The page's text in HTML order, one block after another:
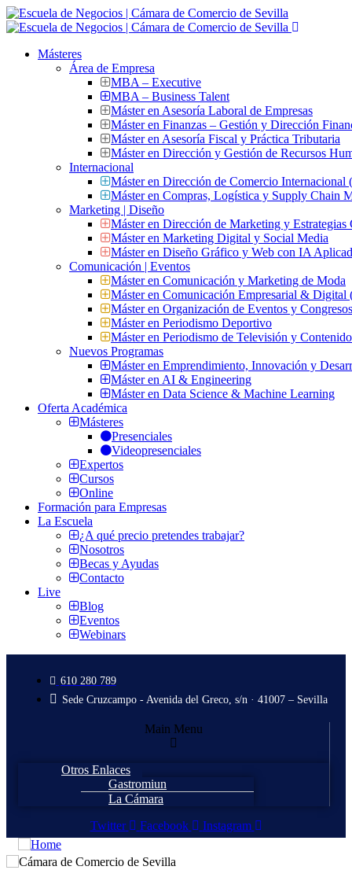
Másteres
Área de Empresa
MBA – Executive
MBA – Business Talent
Máster en Asesoría Laboral de Empresas
Máster en Finanzas – Gestión y Dirección
Máster en Asesoría Fiscal y Práctica Tributaria
Máster en Dirección y Gestión de Recursos
Internacional
Máster en Dirección de Comercio
Máster en Compras, Logística y Supply Chain
Marketing | Diseño
Máster en Dirección de Marketing y Estrategias
Máster en Marketing Digital y Social Media
Máster en Diseño Gráfico y Web con IA
Comunicación | Eventos
Máster en Comunicación y Marketing de Moda
Máster en Comunicación Empresarial &
Máster en Organización de Eventos y
Máster en Periodismo Deportivo
Máster en Periodismo de Televisión y
Nuevos Programas
Máster en Emprendimiento, Innovación y
Máster en AI & Engineering
Máster en Data Science & Machine Learning
Oferta Académica
Másteres
Presenciales
Videopresenciales
Expertos
Cursos
Online
Formación para Empresas
La Escuela
¿A qué precio pretendes trabajar?
Nosotros
Becas y Ayudas
Contacto
Live
Blog
Eventos
Webinars
610 280 789
Sede Cruzcampo - Avenida del Greco, s/n · 41007 – Sevilla
Main Menu
Otros Enlaces
Gastromiun
La Cámara
Twitter
Facebook Instagram